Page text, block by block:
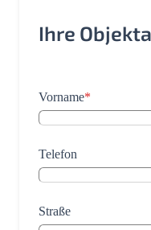
Ihre
Vorname*
Telefon
Straße